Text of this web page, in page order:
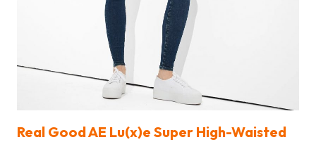
Real Good AE Lu(x)e Super High-Waisted